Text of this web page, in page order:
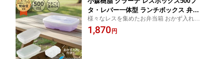
タ・レバー一体型 ランチボックス 弁当
箱 1段 おかず入れ付 フタをしたままレ
ンジ対応 食洗機対応 日本製 電子レンジ
様々なレスを集めたお弁当箱 おかず入れに
もこだわりました！
1,870 円